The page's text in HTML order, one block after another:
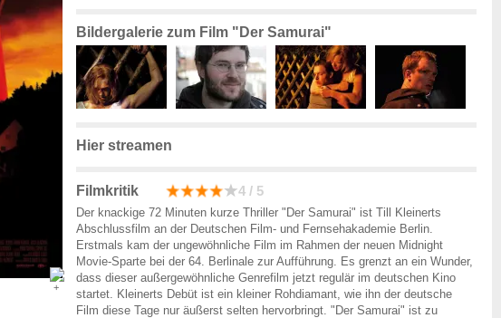
Bildergalerie zum Film "Der Samurai"
Hier streamen
Filmkritik 4 / 5
Der knackige 72 Minuten kurze Thriller "Der Samurai" ist Till Kleinerts
Abschlussfilm an der Deutschen Film- und Fernsehakademie Berlin.
Erstmals kam der ungewöhnliche Film im Rahmen der neuen Midnight
Movie-Sparte bei der 64. Berlinale zur Aufführung. Es grenzt an ein Wunder,
dass dieser außergewöhnliche Genrefilm jetzt regulär im deutschen Kino
startet. Kleinerts Debüt ist ein kleiner Rohdiamant, wie ihn der deutsche
Film diese Tage nur äußerst selten hervorbringt. "Der Samurai" ist zu